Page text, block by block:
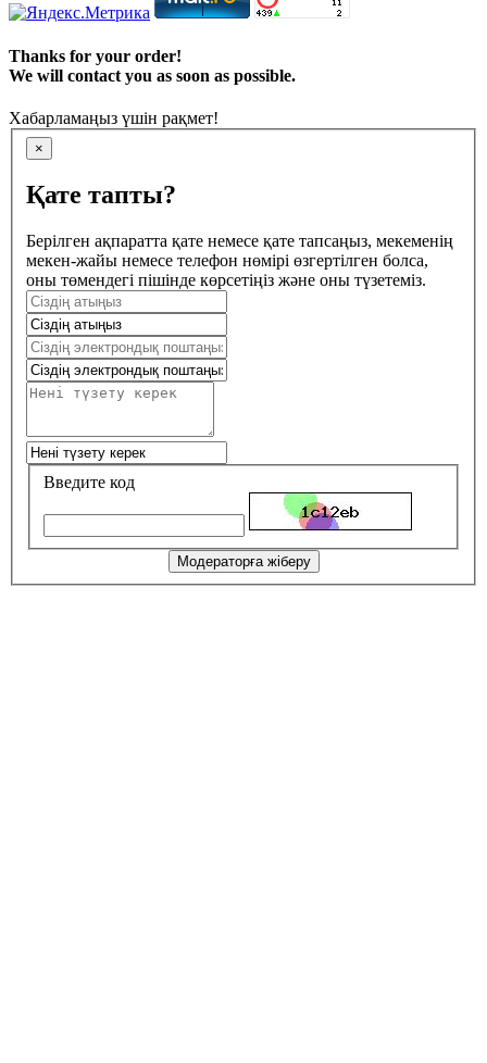
Thanks for your order!
We will contact you as soon as possible.
Хабарламаңыз үшін рақмет!
×
Қате тапты?
Берілген ақпаратта қате немесе қате тапсаңыз, мекеменің
мекен-жайы немесе телефон нөмірі өзгертілген болса,
оны төмендегі пішінде көрсетіңіз және оны түзетеміз.
Введите код
Модераторға жіберу